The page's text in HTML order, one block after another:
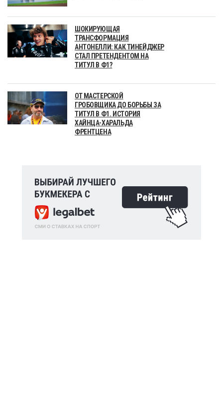
ШОКИРУЮЩАЯ
ТРАНСФОРМАЦИЯ
АНТОНЕЛЛИ: КАК ТИНЕЙДЖЕР
СТАЛ ПРЕТЕНДЕНТОМ НА
ТИТУЛ В Ф1?
ОТ МАСТЕРСКОЙ
ГРОБОВЩИКА ДО БОРЬБЫ ЗА
ТИТУЛ В Ф1. ИСТОРИЯ
ХАЙНЦА-ХАРАЛЬДА
ФРЕНТЦЕНА